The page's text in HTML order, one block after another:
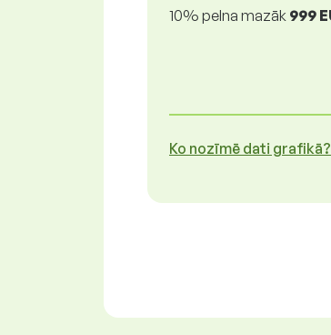
10% pelna mazāk 999
Ko nozīmē dati grafikā?